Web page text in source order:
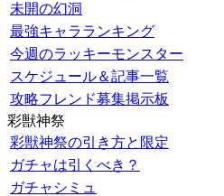
未開の幻洞
最強キャラランキング
今週のラッキーモンスター
スケジュール＆記事一覧
攻略フレンド募集掲示板
彩獣神祭
彩獣神祭の引き方と限定
ガチャは引くべき？
ガチャシミュ